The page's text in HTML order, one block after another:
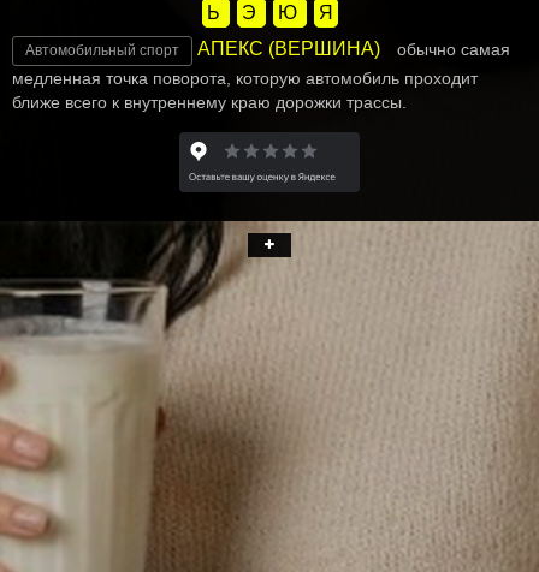
Ь
Э Ю Я
Автомобильный спорт АПЕКС (ВЕРШИНА)
обычно самая
медленная точка поворота, которую автомобиль проходит
ближе всего к внутреннему краю дорожки трассы.